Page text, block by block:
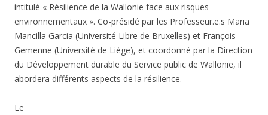
intitulé « Résilience de la Wallonie face aux risques
environnementaux ». Co-présidé par les Professeur.e.s Maria
Mancilla Garcia (Université Libre de Bruxelles) et François
Gemenne (Université de Liège), et coordonné par la Direction
du Développement durable du Service public de Wallonie, il
abordera différents aspects de la résilience.
Le